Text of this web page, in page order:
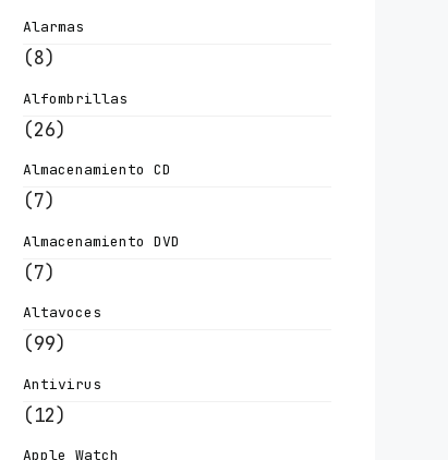
Alarmas
(8)
Alfombrillas
(26)
Almacenamiento CD
(7)
Almacenamiento DVD
(7)
Altavoces
(99)
Antivirus
(12)
Apple Watch